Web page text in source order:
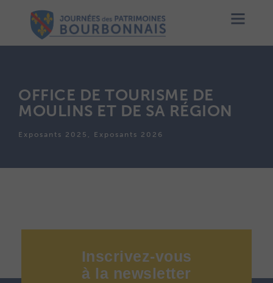
OFFICE DE TOURISME DE
MOULINS ET DE SA RÉGION
Exposants 2025, Exposants 2026
Inscrivez-vous
à la newsletter